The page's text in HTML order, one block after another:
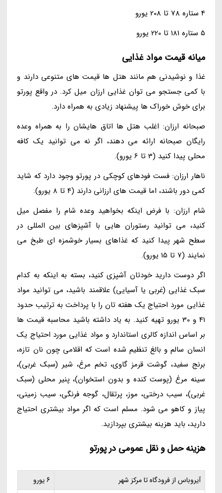
4 ستاره 78 تا 208 یورو
5 ستاره 181 تا 220 یورو
میانه قیمت مواد غذایی
غذا و نوشیدنی هم مانند هتل ها قیمت های متنوعی دارند و
با کمی جستجو می توان غذایی ارزان میل کرد. در واقع پورتو
برای خوش خوراک ها پیشنهاد زیادی به همراه دارد.
صبحانه ارزان: اغلب هتل ها اتاق هایشان را به همراه وعده
رایگان صبحانه ارائه می دهند، اگر نه می توانید یک کافه
محلی پیدا کنید (3 تا 6 یورو).
ناهار ارزان: فست فودهای کوچکی در پورتو وجود دارد که شاید
کمی دور باشند، اما قیمت های ارزانی دارند (4 تا 8 یورو).
شام ارزان: با فرض اینکه بخواهید وعده شام را مفصل میل
کنید، می توانید رستوران هایی با آشپزهای بین المللی در
سطح شهر پیدا کنید که غذاهای بسیار خوشمزه ای طبخ می
نمایند (7 تا 15 یورو).
اگر دوست دارید خودتان آشپزی کنید، بسته به اینکه به کدام
سبک غذایی (غربی یا آسیایی) علاقمند باشید، می توانید مواد
غذایی مورد احتیاج یک هفته تان را با پرداخت به ترتیب حدود
41 و 30 یورو تهیه کنید. به یاد داشته باشید محاسبه قیمت ها
بر اساس اندازه کالری استاندارد و مواد غذایی مورد احتیاج یک
انسان سالم و بالغ تنظیم شده است که اقلامی چون نان تازه،
برنج سفید، گوشت قرمز گاوی، تخم مرغ، شیر (سبک غربی)،
سینه مرغ (پوست کنده و بدون استخوان)، پنیر محلی (سبک
غربی)، سیب درختی، موز، پرتقال، گوجه فرنگی، سیب زمینی،
پیاز و کاهو می شود. مسلم است که اگر مواد بیشتری احتیاج
دارید، باید هزینه بیشتری بپردازید.
هزینه حمل و نقل عمومی در پورتو
آیروباس از فرودگاه تا مرکز شهر
6 یورو